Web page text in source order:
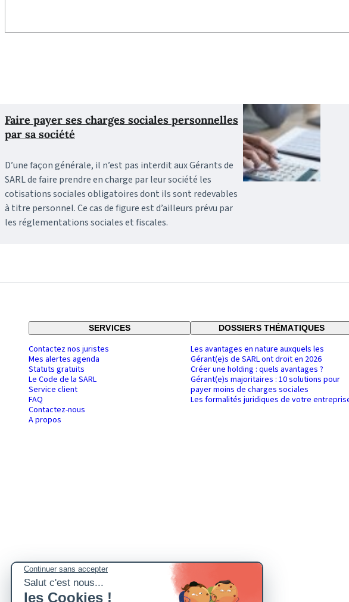
Faire payer ses charges sociales personnelles
par sa société
D’une façon générale, il n’est pas interdit aux Gérants de
SARL de faire prendre en charge par leur société les
cotisations sociales obligatoires dont ils sont redevables
à titre personnel. Ce cas de figure est d’ailleurs prévu par
les réglementations sociales et fiscales.
SERVICES
Contactez nos juristes
Mes alertes agenda
Statuts gratuits
Le Code de la SARL
Service client
FAQ
Contactez-nous
A propos
DOSSIERS THÉMATIQUES
Les avantages en nature auxquels les
Gérant(e)s de SARL ont droit en 2026
Créer une holding : quels avantages ?
Gérant(e)s majoritaires : 10 solutions pour
payer moins de charges sociales
Les formalités juridiques de votre